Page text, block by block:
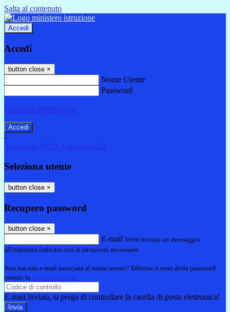
Salta al contenuto
Accedi
Accedi
button close ×
Nome Utente
Password
Password dimenticata?
-
Entra con SPID
Entra con CIE
Seleziona utente
button close ×
Recupero password
button close ×
E-mail Verrà inviato un messaggio
all'indirizzo indicato con le istruzioni necessarie.
Non hai una e-mail associata al nome utente? Effettua il reset della password
tramite la Login Spaggiari
E-mail inviata, si prega di controllare la casella di posta elettronica!